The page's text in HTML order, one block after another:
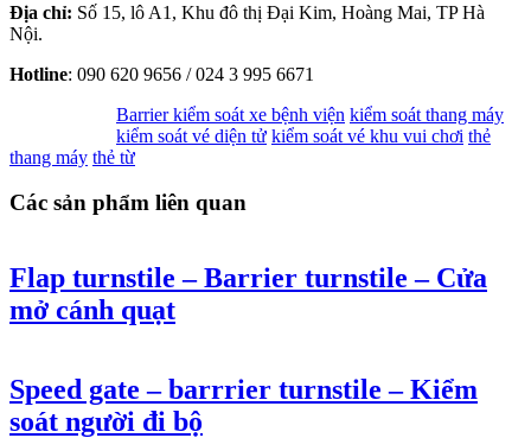
Địa chỉ: Số 15, lô A1, Khu đô thị Đại Kim, Hoàng Mai, TP Hà
Nội.
Hotline: 090 620 9656 / 024 3 995 6671
Barrier kiểm soát xe bệnh viện kiểm soát thang máy
kiểm soát vé diện tử kiểm soát vé khu vui chơi thẻ
thang máy thẻ từ
Các sản phẩm liên quan
Flap turnstile – Barrier turnstile – Cửa
mở cánh quạt
Speed gate – barrrier turnstile – Kiểm
soát người đi bộ